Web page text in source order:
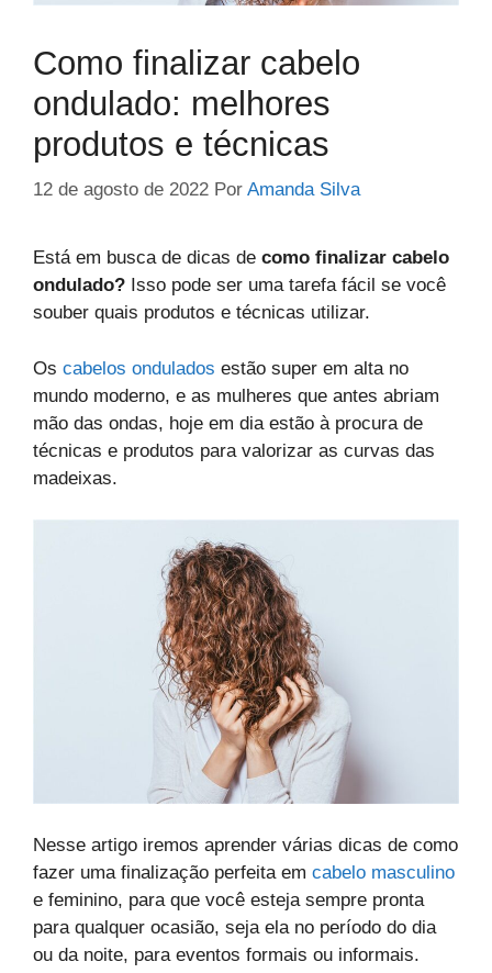
Como finalizar cabelo
ondulado: melhores
produtos e técnicas
12 de agosto de 2022 Por Amanda Silva
Está em busca de dicas de como finalizar cabelo
ondulado? Isso pode ser uma tarefa fácil se você
souber quais produtos e técnicas utilizar.
Os cabelos ondulados estão super em alta no
mundo moderno, e as mulheres que antes abriam
mão das ondas, hoje em dia estão à procura de
técnicas e produtos para valorizar as curvas das
madeixas.
Nesse artigo iremos aprender várias dicas de como
fazer uma finalização perfeita em cabelo masculino
e feminino, para que você esteja sempre pronta
para qualquer ocasião, seja ela no período do dia
ou da noite, para eventos formais ou informais.